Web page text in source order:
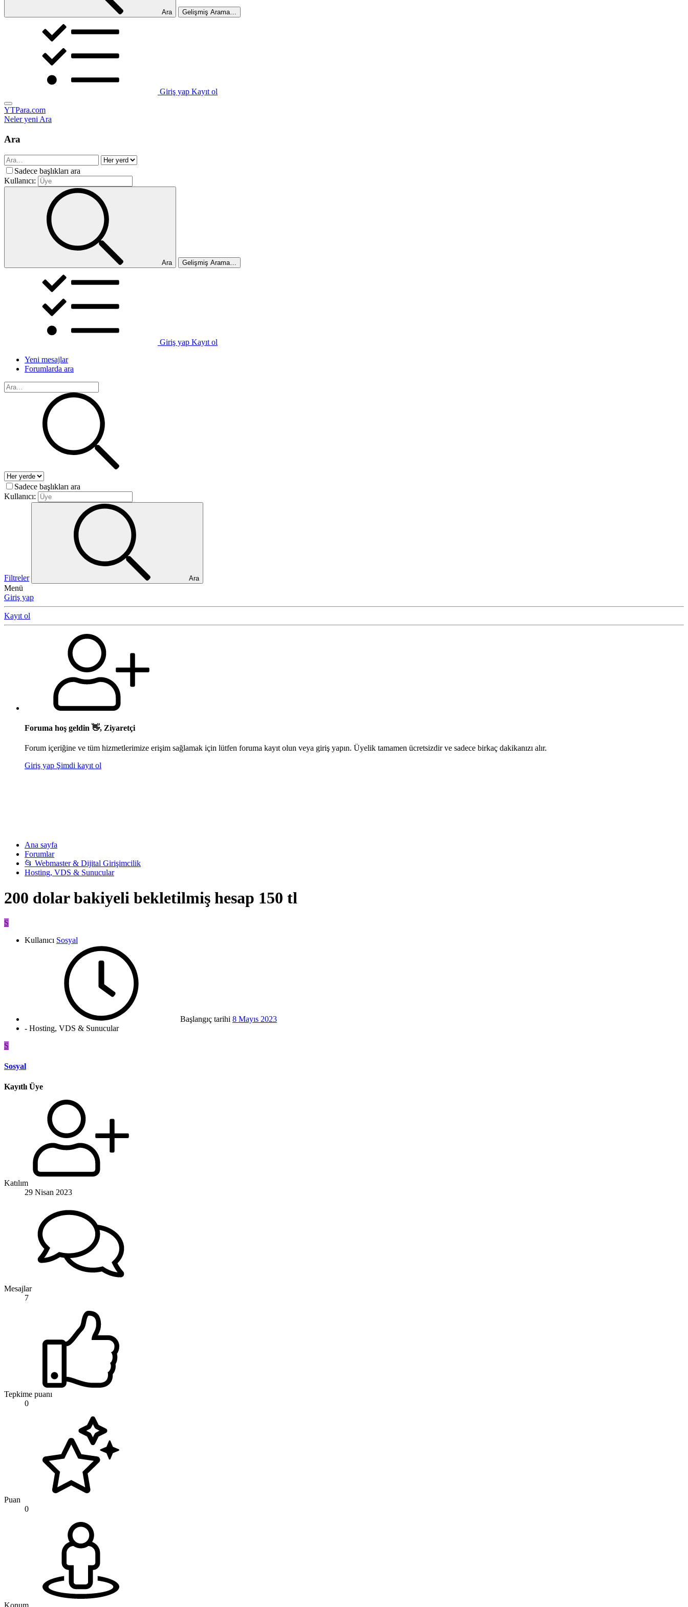
Ara Gelişmiş Arama…
Giriş yap Kayıt ol
YTPara.com
Neler yeniAra
Ara
Sadece başlıkları ara
Kullanıcı:
Ara Gelişmiş Arama…
Giriş yap Kayıt ol
Yeni mesajlar
Forumlarda ara
Sadece başlıkları ara
Kullanıcı:
Filtreler Ara
Menü
Giriş yap
Kayıt ol
Foruma hoş geldin 👋, Ziyaretçi
Forum içeriğine ve tüm hizmetlerimize erişim sağlamak için lütfen foruma kayıt olun veya giriş yapın. Üyelik tamamen ücretsizdir ve sadece birkaç dakikanızı alır.
Giriş yap Şimdi kayıt ol
Ana sayfa
Forumlar
📂 Webmaster & Dijital Girişimcilik
Hosting, VDS & Sunucular
200 dolar bakiyeli bekletilmiş hesap 150 tl
S
Kullanıcı Sosyal
Başlangıç tarihi 8 Mayıs 2023
- Hosting, VDS & Sunucular
S
Sosyal
Kayıtlı Üye
Katılım
29 Nisan 2023
Mesajlar
7
Tepkime puanı
0
Puan
0
Konum